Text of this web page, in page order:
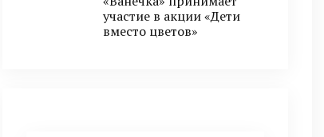
участие в акции «Дети
вместо цветов»